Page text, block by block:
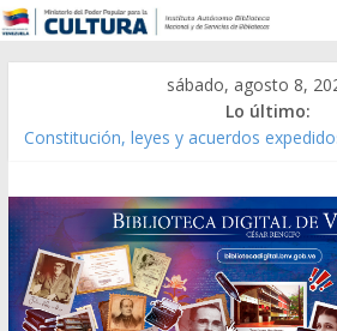
sábado, agosto 8,
Lo último:
Constitución, leyes y acuerdos
Modesta Bor Sánchez [material gráfico]
Gaceta Oficial de la República de
Caracas 09 de marzo de 2006 N° 38.394
Catálogo temático de obras de